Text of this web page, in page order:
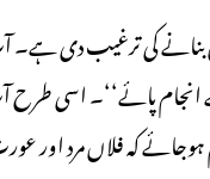
کی ترغیب دی ہے۔ آپ
انجام پائے‘‘۔ اسی
کہ فلاں مرد اور